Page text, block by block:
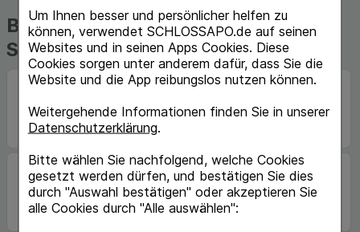
Um Ihnen besser und persönlicher helfen zu
können, verwendet SCHLOSSAPO.de auf seinen
Websites und in seinen Apps Cookies. Diese
Cookies sorgen unter anderem dafür, dass Sie die
Website und die App reibungslos nutzen können.
Weitergehende Informationen finden Sie in unserer
Datenschutzerklärung.
Bitte wählen Sie nachfolgend, welche Cookies
gesetzt werden dürfen, und bestätigen Sie dies
durch "Auswahl bestätigen" oder akzeptieren Sie
alle Cookies durch "Alle auswählen":
Beliebte Marken auf
Schlossapo.de